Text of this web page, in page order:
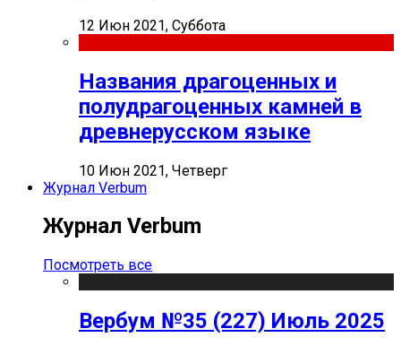
12 Июн 2021, Суббота
Названия драгоценных и
полудрагоценных камней в
древнерусском языке
10 Июн 2021, Четверг
Журнал Verbum
Журнал Verbum
Посмотреть все
Вербум №35 (227) Июль 2025